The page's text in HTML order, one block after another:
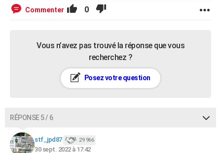
Commenter 0
Vous n’avez pas trouvé la réponse que vous
recherchez ?
Posez votre question
RÉPONSE 5 / 6
stf_jpd87 29 966
30 sept. 2022 à 17:42